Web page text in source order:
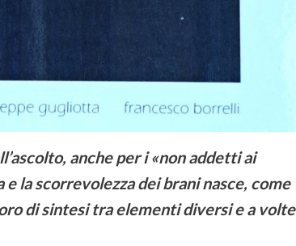
anche per i «non addetti ai
la scorrevolezza dei brani nasce, come
di sintesi tra elementi diversi e a volte